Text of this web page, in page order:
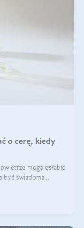
o cerę, kiedy
mogą osłabić
być świadoma